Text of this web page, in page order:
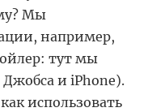
Мы
например,
тут мы
и iPhone).
использовать